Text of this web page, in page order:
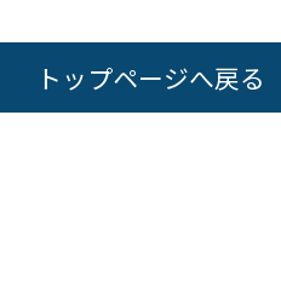
トップページへ戻る